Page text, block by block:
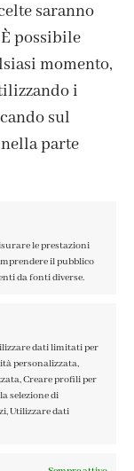
saranno
possibile
momento,
i
sul
parte
le prestazioni
il pubblico
da fonti diverse.
dati limitati per
personalizzata,
Creare profili per
selezione di
Utilizzare dati